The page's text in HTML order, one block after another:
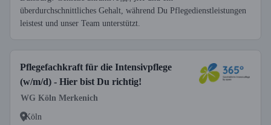
überdurchschnittliches Gehalt, während Du Pflegedienstleistungen
leistest und unser Team unterstützt.
Pflegefachkraft für die Intensivpflege
(w/m/d) - Hier bist Du richtig!
WG Köln Merkenich
Köln